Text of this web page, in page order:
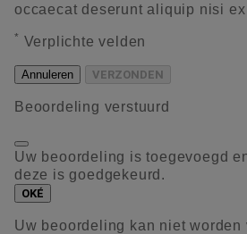
occaecat deserunt aliquip nisi
* Verplichte velden
Annuleren VERZONDEN
Beoordeling verstuurd
Uw beoordeling is toegevoegd
deze is goedgekeurd.
OKÉ
Uw beoordeling kan niet worden